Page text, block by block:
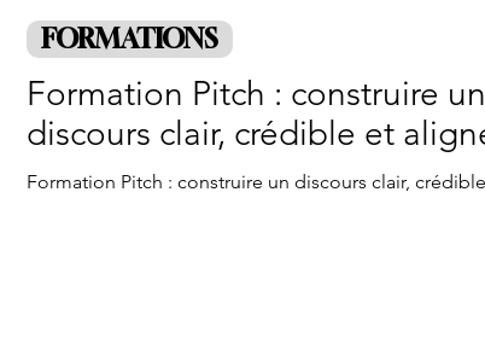
Formation Pitch : construire un
discours clair, crédible et
Formation Pitch : construire un discours clair,
FORMATIONS